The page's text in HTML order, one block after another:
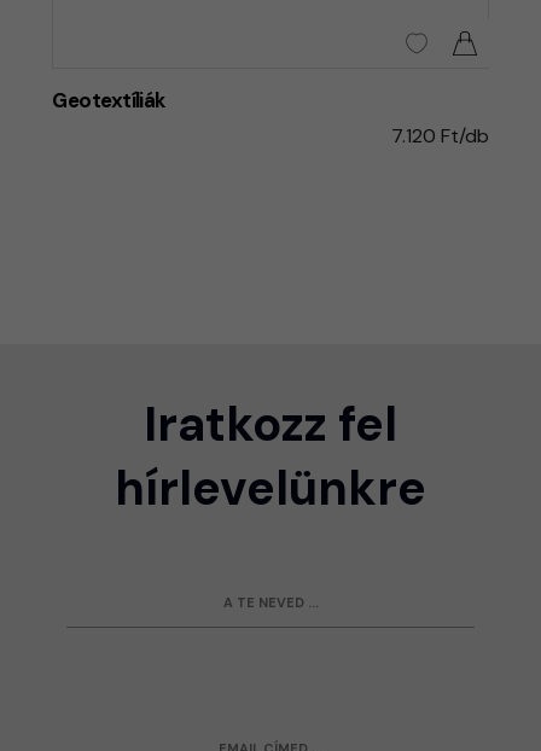
Geotextíliák
7.120 Ft/db
Iratkozz fel
hírlevelünkre